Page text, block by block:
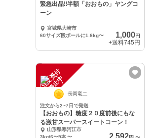
緊急出品‼️半額「おおもの」ヤングコ
ーン
宮城県大崎市
60サイズ段ボールに1.6kg〜
1,000円
+送料745円
注
文
受
付
停
止
中
長岡竜二
注文から2~7日で発送
【おおもの】糖度２０度前後にもな
る激甘スーパースイートコーン！
山形県寒河江市
3kg/6〜9本〜 2,592